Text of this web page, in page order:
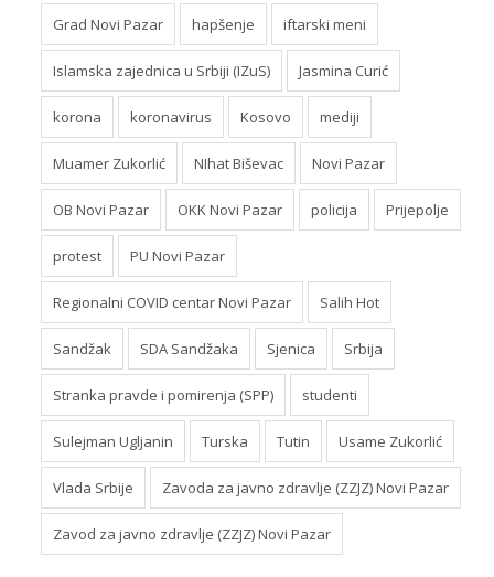
Grad Novi Pazar hapšenje iftarski meni
Islamska zajednica u Srbiji (IZuS) Jasmina Curić
korona koronavirus Kosovo mediji
Muamer Zukorlić NIhat Biševac Novi Pazar
OB Novi Pazar OKK Novi Pazar policija Prijepolje
protest PU Novi Pazar
Regionalni COVID centar Novi Pazar Salih Hot
Sandžak SDA Sandžaka Sjenica Srbija
Stranka pravde i pomirenja (SPP) studenti
Sulejman Ugljanin Turska Tutin Usame Zukorlić
Vlada Srbije Zavoda za javno zdravlje (ZZJZ) Novi Pazar
Zavod za javno zdravlje (ZZJZ) Novi Pazar